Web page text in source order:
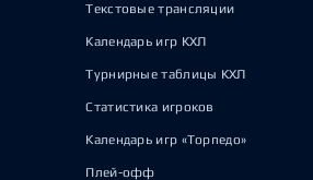
Текстовые трансляции
Календарь игр КХЛ
Турнирные таблицы КХЛ
Статистика игроков
Календарь игр «Торпедо»
Плей-офф